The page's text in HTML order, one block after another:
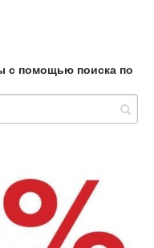
с помощью поиска по